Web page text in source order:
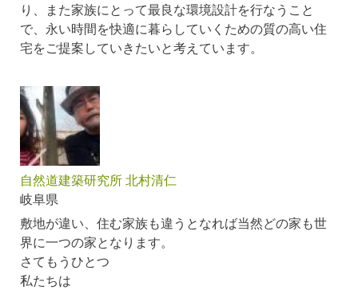
り、また家族にとって最良な環境設計を行なうこと
で、永い時間を快適に暮らしていくための質の高い住
宅をご提案していきたいと考えています。
自然道建築研究所 北村清仁
岐阜県
敷地が違い、住む家族も違うとなれば当然どの家も世
界に一つの家となります。
さてもうひとつ
私たちは